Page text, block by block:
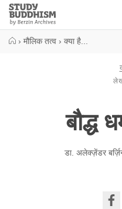
Close
Study
Buddhism
Home
› मौलिक तत्व › क्या है...
बौद्ध
डा. अलेक्ज़ेंडर